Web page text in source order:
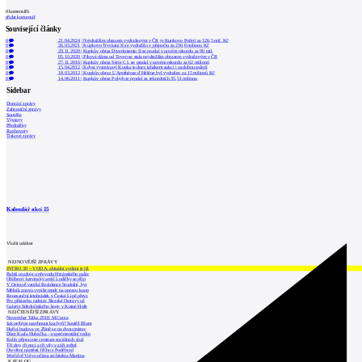
0komentářů
přidat komentář
Související články
0 21.04.2024 |Nejdražším obrazem vydraženým v ČR je Kupkovo Početí za 126,5 mil. Kč
0
26.03.2021 |Kupkovo Tryskání II se vydražilo v přepočtu za 230,8 milionu Kč
0 29.11.2020| Kupkův obraz Divertimento II se prodal v novém rekordu za 90 mil.
0
05.10.2020 |Piková dáma od Toyen se stala nejdražším obrazem vydraženým v ČR
0
27.11.2016| Kupkův obraz Série C I. se prodal v novém rekordu za 62 milionů
0
15.04.2012 |Kdysi vysmívaný Kupka je dnes tahákem aukcí i ozdobou galerií
0
18.03.2012 |Kupkův obraz L'Apothéose d'Héléne byl vydražen za 15 milionů Kč
0
14.06.2011 | Kupkův obraz Pohyb se prodal za rekordních 35,51 milionu
Sidebar
Domácí zprávy
Zahraniční zprávy
Soutěže
Výstavy
Přednášky
Rozhovory
Tiskové zprávy
Kalendář akcí 15
Vložit událost
NEJNOVĚJŠÍ ZPRÁVY
INTRO 30 – VODA: aktuální vydání je již
Babiš uvažuje o převodu Hrzánského palác
Oblíbený karvinský areál Lodičky se přip
V Ostravě vzniká Rezidence Stodolní, byt
Mělník znovu vypíše tendr na opravu koup
Renesanční letohrádek v České Lípě převz
Pro přístavbu radnice Slezské Ostravy už
Galerie Středočeského kraje v Kutné Hoře
NEJČTENĚJŠÍ ZPRÁVY
November Talks 2018: M.Corea
Jak nejlépe navrhnout kuchyň? Soutěž Blum
Hořící budova ve Zlíně se na dvou místec
Dům Karla Hubáčka – experimentální rodin
Kolín připravuje centrum sociálních služ
Tři dny, tři noci a tři vily v záři světel
Otevření náměstí Jiřího z Poděbrad
World of Volvo očima architekta Martina